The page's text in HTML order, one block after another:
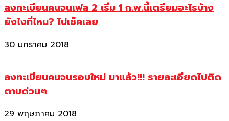
ลงทะเบียนคนจนเฟส 2 เริ่ม 1 ก.พ.นี้เตรียมอะไรบ้าง
ยังไงที่ไหน? ไปเช็คเลย
30 มกราคม 2018
ลงทะเบียนคนจนรอบใหม่ มาแล้ว!!! รายละเอียดไปติด
ตามด่วนๆ
29 พฤษภาคม 2018